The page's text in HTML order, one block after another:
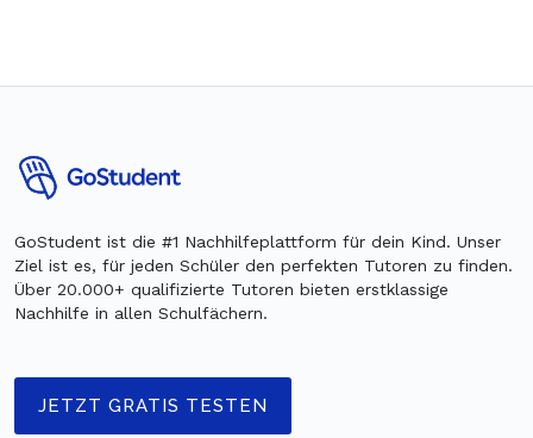
GoStudent ist die #1 Nachhilfeplattform für dein Kind. Unser
Ziel ist es, für jeden Schüler den perfekten Tutoren zu finden.
Über 20.000+ qualifizierte Tutoren bieten erstklassige
Nachhilfe in allen Schulfächern.
JETZT GRATIS TESTEN